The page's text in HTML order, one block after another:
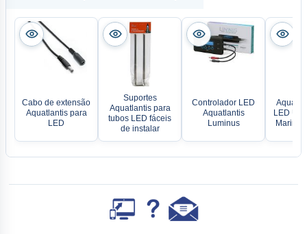
Cabo de extensão
Aquatlantis para
LED
Suportes
Aquatlantis para
tubos LED fáceis
de instalar
Controlador LED
Aquatlantis
Luminus
LED